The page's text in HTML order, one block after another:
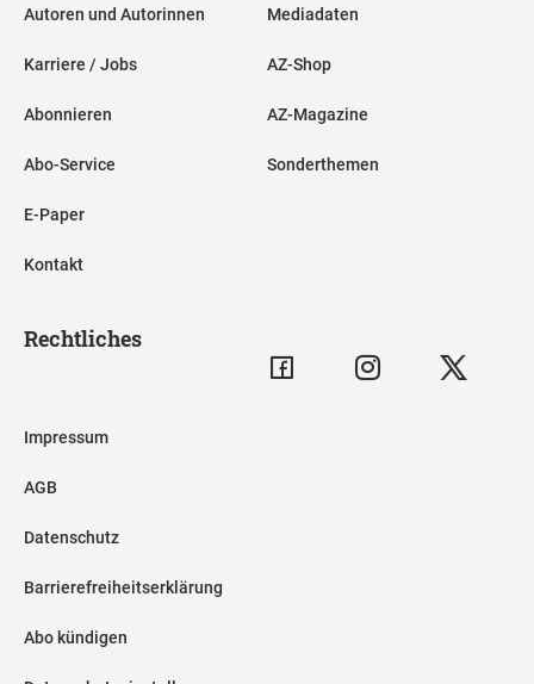
Autoren und Autorinnen
Karriere / Jobs
Abonnieren
Abo-Service
E-Paper
Kontakt
Mediadaten
AZ-Shop
AZ-Magazine
Sonderthemen
Rechtliches
Impressum
AGB
Datenschutz
Barrierefreiheitserklärung
Abo kündigen